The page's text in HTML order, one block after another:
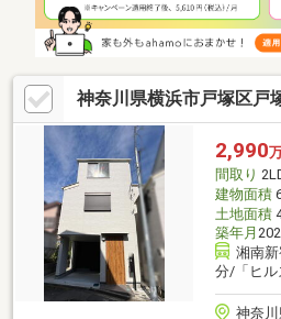
神奈川県横浜市戸塚区戸
2,990
間取り
建物面積
土地面積
築年月
湘南
分/「ヒル
神奈